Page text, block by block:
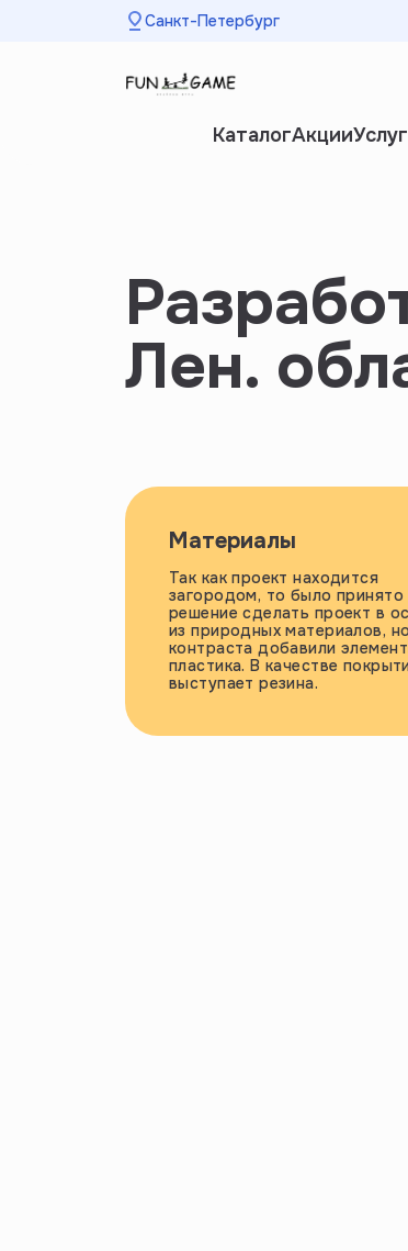
Санкт-Петербург
КаталогАкции
Лен.
Материалы
Так как проект находится
загородом, то было принято
решение сделать проект в
из природных материалов,
контраста добавили
пластика. В качестве
выступает резина.